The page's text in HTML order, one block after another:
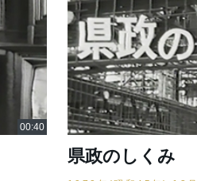
県政のしくみ